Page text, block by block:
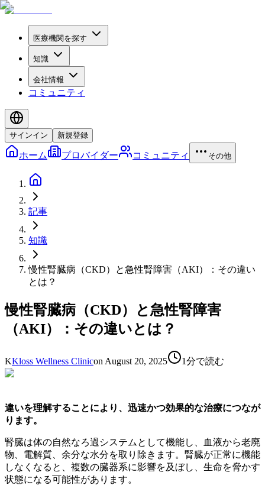
医療機関を探す
知識
会社情報
コミュニティ
サインイン 新規登録
ホーム プロバイダー コミュニティ その他
記事
知識
慢性腎臓病（CKD）と急性腎障害（AKI）：その違い
とは？
慢性腎臓病（CKD）と急性腎障害
（AKI）：その違いとは？
KKloss Wellness Clinicon August 20, 2025 1分で読む
違いを理解することにより、迅速かつ効果的な治療につなが
ります。
腎臓は体の自然なろ過システムとして機能し、血液から老廃
物、電解質、余分な水分を取り除きます。腎臓が正常に機能
しなくなると、複数の臓器系に影響を及ぼし、生命を脅かす
状態になる可能性があります。